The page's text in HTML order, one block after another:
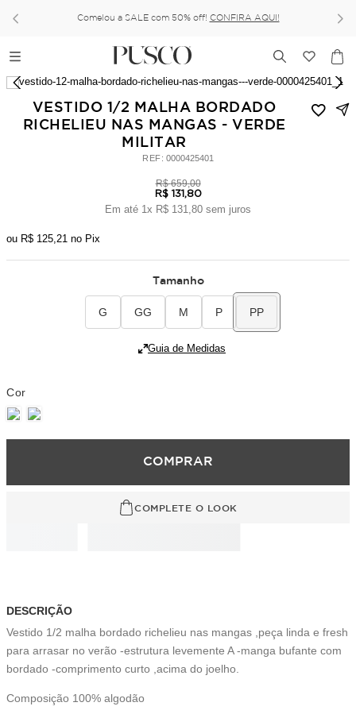
Comelou a SALE com 50% off! CONFIRA AQUI!
VESTIDO 1/2 MALHA BORDADO
RICHELIEU NAS MANGAS - VERDE
MILITAR
: 0000425401
R$ 659,00
R$ 131,80
Em até 1x R$ 131,80 sem juros
ou R$ 125 21 no Pix
Tamanho
G GG M P PP
Guia de Medidas
COMPRAR
COMPLETE O LOOK
DESCRIÇÃO
Vestido 1/2 malha bordado richelieu nas mangas ,peça linda e fresh
para arrasar no verão -estrutura levemente A -manga bufante com
bordado -comprimento curto ,acima do joelho.
Composição 100% algodão